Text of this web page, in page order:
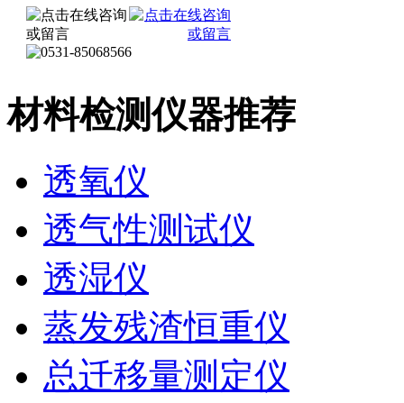
材料检测仪器推荐
透氧仪
透气性测试仪
透湿仪
蒸发残渣恒重仪
总迁移量测定仪